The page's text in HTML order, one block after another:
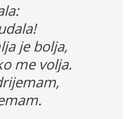
je bolja,
me volja.